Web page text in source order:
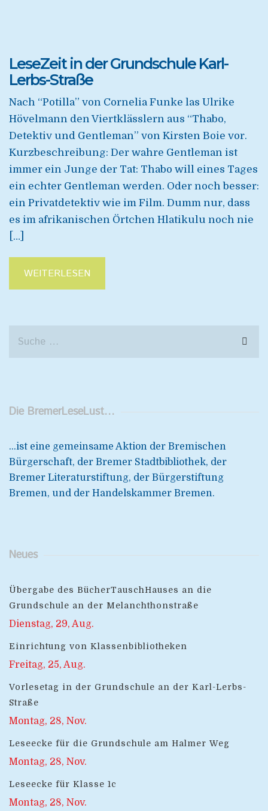
LeseZeit in der Grundschule Karl-
Lerbs-Straße
Nach “Potilla” von Cornelia Funke las Ulrike
Hövelmann den Viertklässlern aus “Thabo,
Detektiv und Gentleman” von Kirsten Boie vor.
Kurzbeschreibung: Der wahre Gentleman ist
immer ein Junge der Tat: Thabo will eines Tages
ein echter Gentleman werden. Oder noch besser:
ein Privatdetektiv wie im Film. Dumm nur, dass
es im afrikanischen Örtchen Hlatikulu noch nie
[…]
WEITERLESEN
Die BremerLeseLust…
...ist eine gemeinsame Aktion der Bremischen
Bürgerschaft, der Bremer Stadtbibliothek, der
Bremer Literaturstiftung, der Bürgerstiftung
Bremen, und der Handelskammer Bremen.
Neues
Übergabe des BücherTauschHauses an die
Grundschule an der Melanchthonstraße
Dienstag, 29, Aug.
Einrichtung von Klassenbibliotheken
Freitag, 25, Aug.
Vorlesetag in der Grundschule an der Karl-Lerbs-
Straße
Montag, 28, Nov.
Leseecke für die Grundschule am Halmer Weg
Montag, 28, Nov.
Leseecke für Klasse 1c
Montag, 28, Nov.